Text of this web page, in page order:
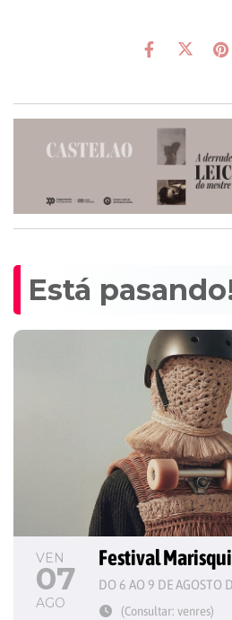
Está
VEN
07
AGO
Festival
DO 6 AO 9 DE AGOSTO
(Consultar: venres)